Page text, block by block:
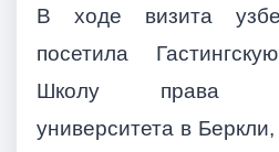
В ходе визита
посетила
Школу права
университета в